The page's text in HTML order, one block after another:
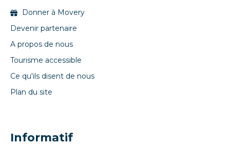
Donner à Movery
Devenir partenaire
A propos de nous
Tourisme accessible
Ce qu'ils disent de nous
Plan du site
Informatif